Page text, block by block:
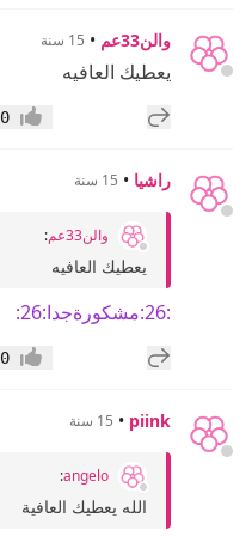
والن33عم • 15 سنة
يعطيك العافيه
إضافة رد جديد إعجاب0
راشيا • 15 سنة
والن33عم :
يعطيك العافيه
:26:مشكورةجدا:26:
إضافة رد جديد إعجاب0
piink
• 15 سنة
angelo
:
الله يعطيك العافية